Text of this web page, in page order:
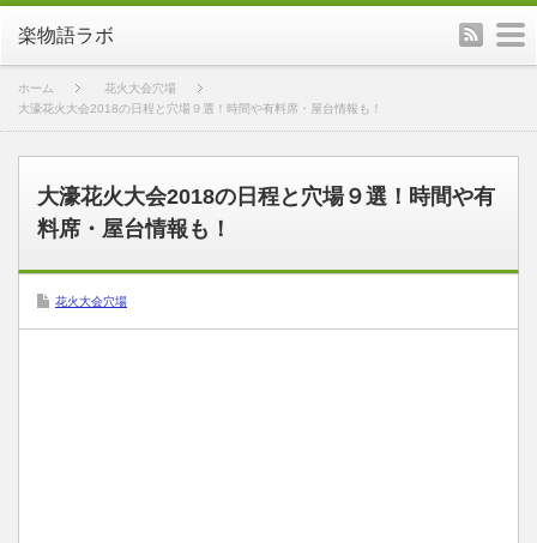
楽物語ラボ rss
ホーム
花火大会穴場
大濠花火大会2018の日程と穴場９選！時間や有料席・屋台情報も！
大濠花火大会2018の日程と穴場９選！時間や有
料席・屋台情報も！
花火大会穴場